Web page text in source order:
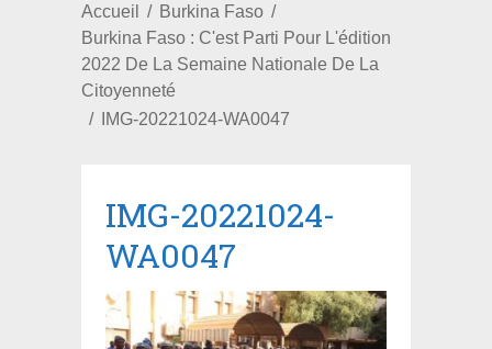
Accueil
Burkina Faso
Burkina Faso : C'est Parti Pour L'édition
2022 De La Semaine Nationale De La
Citoyenneté
IMG-20221024-WA0047
IMG-20221024-
WA0047